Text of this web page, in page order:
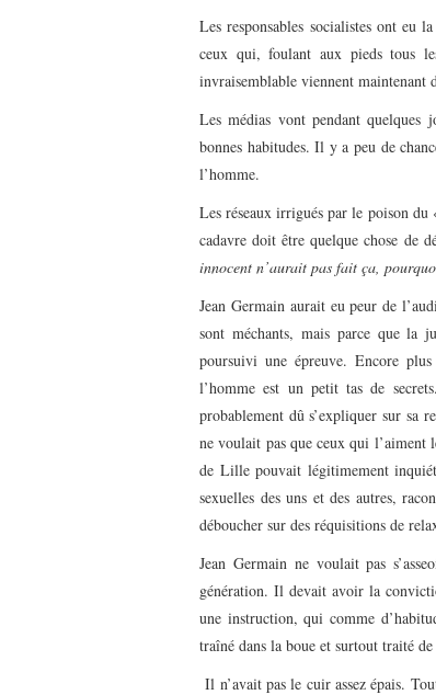
Les responsables socialistes ont eu
ceux qui, foulant aux pieds tous
invraisemblable viennent maintenant
Les médias vont pendant quelques
bonnes habitudes. Il y a peu de
l’homme.
Les réseaux irrigués par le poison du
cadavre doit être quelque chose de
innocent n’aurait pas fait ça,
Jean Germain aurait eu peur de
sont méchants, mais parce que la
poursuivi une épreuve. Encore
l’homme est un petit tas de
probablement dû s’expliquer sur sa
ne voulait pas que ceux qui l’aiment
de Lille pouvait légitimement
sexuelles des uns et des autres,
déboucher sur des réquisitions de
Jean Germain ne voulait pas
génération. Il devait avoir la
une instruction, qui comme
traîné dans la boue et surtout traité
Il n’avait pas le cuir assez épais.